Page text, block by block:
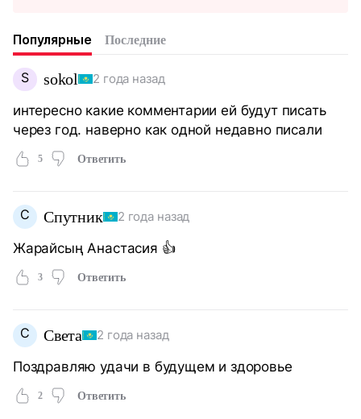
Популярные Последние
S sokol 2 года назад
интересно какие комментарии ей будут писать
через год. наверно как одной недавно писали
5 Ответить
С Спутник 2 года назад
Жарайсың Анастасия 👍
3 Ответить
С Света 2 года назад
Поздравляю удачи в будущем и здоровье
2 Ответить